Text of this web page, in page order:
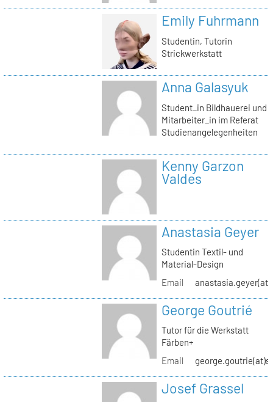
Emily Fuhrmann
Studentin, Tutorin
Strickwerkstatt
Anna Galasyuk
Student_in Bildhauerei und
Mitarbeiter_in im Referat
Studienangelegenheiten
Kenny Garzon
Valdes
Anastasia Geyer
Studentin Textil- und
Material-Design
Email
George Goutrié
Tutor für die Werkstatt
Färben+
Email
Josef Grassel